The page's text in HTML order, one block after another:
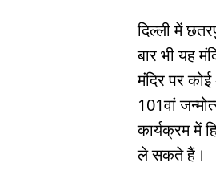
दिल्ली में
बार भी यह
मंदिर पर
101वां
कार्यक्रम में
ले सकते हैं।